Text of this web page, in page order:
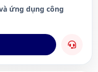
ứng dụng công